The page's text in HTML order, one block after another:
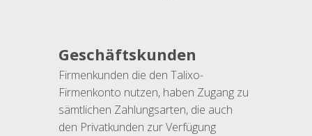
Geschäftskunden
Firmenkunden die den Talixo-
Firmenkonto nutzen, haben Zugang zu
sämtlichen Zahlungsarten, die auch
den Privatkunden zur Verfügung